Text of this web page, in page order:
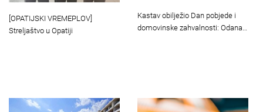
[OPATIJSKI VREMEPLOV]
Streljaštvo u Opatiji
Kastav obilježio Dan pobjede i
domovinske zahvalnosti: Odana…